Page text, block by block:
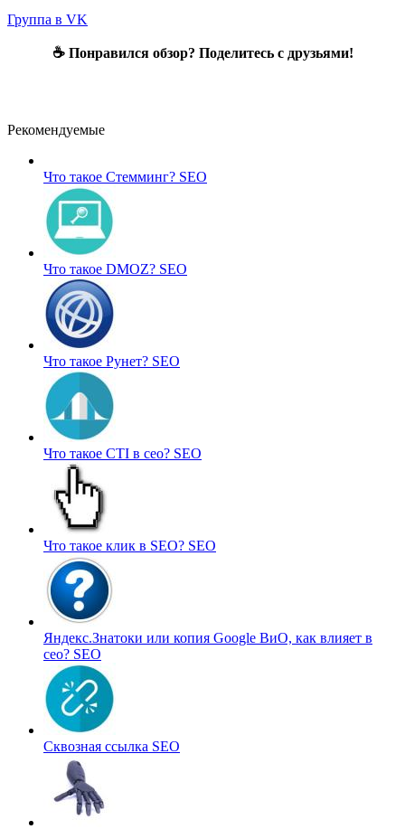
Группа в VK
☕ Понравился обзор? Поделитесь с друзьями!
Рекомендуемые
Что такое Стемминг? SEO
Что такое DMOZ? SEO
Что такое Рунет? SEO
Что такое CTI в сео? SEO
Что такое клик в SEO? SEO
Яндекс.Знатоки или копия Google ВиО, как влияет в
сео? SEO
Сквозная ссылка SEO